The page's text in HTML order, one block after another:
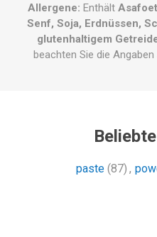
Allergene: Enthält
Senf, Soja, Erdnüssen,
glutenhaltigem
beachten Sie die
paste (87) ,